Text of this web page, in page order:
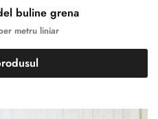
buline grena
metru liniar